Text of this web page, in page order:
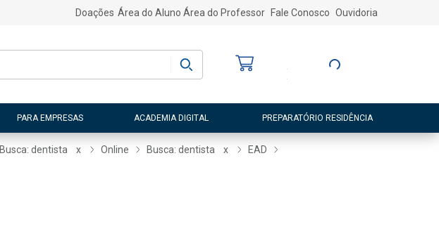
Doações Área do Aluno Área do Professor Fale Conosco Ouvidoria
Entre ou Cadastre-
PARA EMPRESAS ACADEMIA DIGITAL PREPARATÓRIO RESIDÊNCIA
Busca: dentista x Online Busca: dentista x
EAD